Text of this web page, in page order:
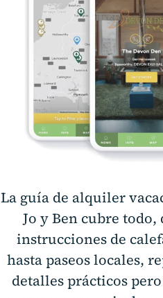
La guía de alquiler
Jo y Ben cubre todo,
instrucciones de
hasta paseos locales,
detalles prácticos